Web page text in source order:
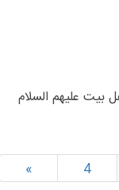
بیت علیهم السلام
4
»